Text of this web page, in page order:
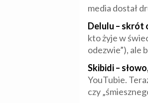
media dostał
Delulu – skrót
kto żyje w
odezwie”), ale
Skibidi –
YouTubie.
czy